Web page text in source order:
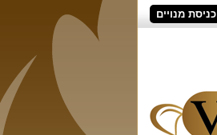
כניסת מנויים